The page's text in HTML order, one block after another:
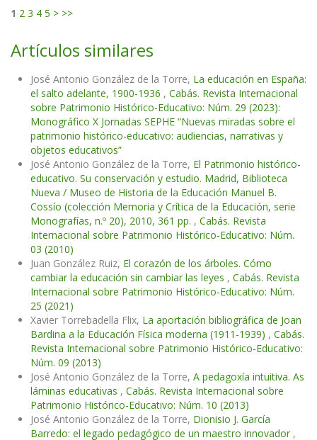
1 2 3 4 5 > >>
Artículos similares
José Antonio González de la Torre, La educación en España:
el salto adelante, 1900-1936 , Cabás. Revista Internacional
sobre Patrimonio Histórico-Educativo: Núm. 29 (2023):
Monográfico X Jornadas SEPHE “Nuevas miradas sobre el
patrimonio histórico-educativo: audiencias, narrativas y
objetos educativos”
José Antonio González de la Torre, El Patrimonio histórico-
educativo. Su conservación y estudio. Madrid, Biblioteca
Nueva / Museo de Historia de la Educación Manuel B.
Cossío (colección Memoria y Crítica de la Educación, serie
Monografías, n.º 20), 2010, 361 pp. , Cabás. Revista
Internacional sobre Patrimonio Histórico-Educativo: Núm.
03 (2010)
Juan González Ruiz, El corazón de los árboles. Cómo
cambiar la educación sin cambiar las leyes , Cabás. Revista
Internacional sobre Patrimonio Histórico-Educativo: Núm.
25 (2021)
Xavier Torrebadella Flix, La aportación bibliográfica de Joan
Bardina a la Educación Física moderna (1911-1939) , Cabás.
Revista Internacional sobre Patrimonio Histórico-Educativo:
Núm. 09 (2013)
José Antonio González de la Torre, A pedagoxía intuitiva. As
láminas educativas , Cabás. Revista Internacional sobre
Patrimonio Histórico-Educativo: Núm. 10 (2013)
José Antonio González de la Torre, Dionisio J. García
Barredo: el legado pedagógico de un maestro innovador ,